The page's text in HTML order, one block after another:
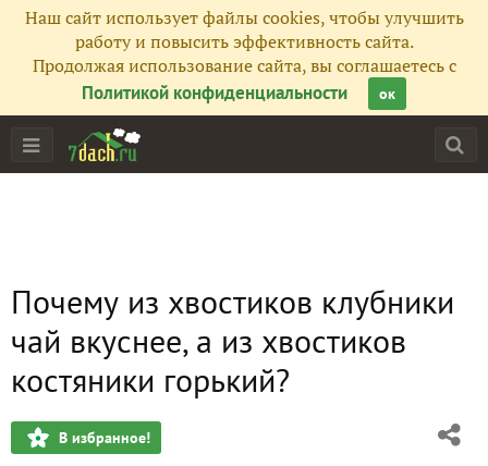
Наш сайт использует файлы cookies, чтобы улучшить
работу и повысить эффективность сайта.
Продолжая использование сайта, вы соглашаетесь с
Политикой конфиденциальности
ок
Почему из хвостиков клубники
чай вкуснее, а из хвостиков
костяники горький?
В избранное!